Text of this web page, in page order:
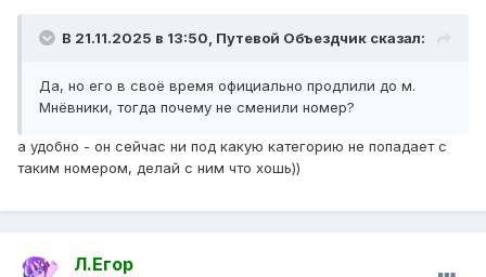
В 21.11.2025 в 13:50, Путевой Объездчик сказал:
Да, но его в своё время официально продлили до м.
Мнёвники, тогда почему не сменили номер?
а удобно - он сейчас ни под какую категорию не попадает с
таким номером, делай с ним что хошь))
Л.Егор